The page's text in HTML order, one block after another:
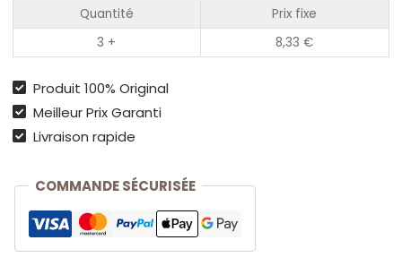
Parfum
Collection
Privée
50ml
Quantité
Prix fixe
3 +
8,33€
Produit 100% Original
Meilleur Prix Garanti
Livraison rapide
COMMANDE SÉCURISÉE